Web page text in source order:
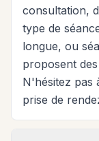
consultation,
type de
longue, ou
proposent
N'hésitez pas
prise de